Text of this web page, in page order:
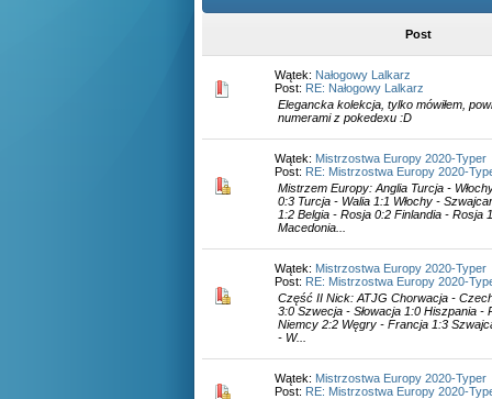
Post
Wątek: Nałogowy Lalkarz
Post: RE: Nałogowy Lalkarz
Elegancka kolekcja, tylko mówiłem,
numerami z pokedexu :D
Wątek: Mistrzostwa Europy 2020-Typer
Post: RE: Mistrzostwa Europy 2020-
Mistrzem Europy: Anglia Turcja -
0:3 Turcja - Walia 1:1 Włochy -
1:2 Belgia - Rosja 0:2 Finlandia - Rosja
Macedonia...
Wątek: Mistrzostwa Europy 2020-Typer
Post: RE: Mistrzostwa Europy 2020-
Część II Nick: ATJG Chorwacja -
3:0 Szwecja - Słowacja 1:0 Hiszpania -
Niemcy 2:2 Węgry - Francja 1:3
- W...
Wątek: Mistrzostwa Europy 2020-Typer
Post: RE: Mistrzostwa Europy 2020-